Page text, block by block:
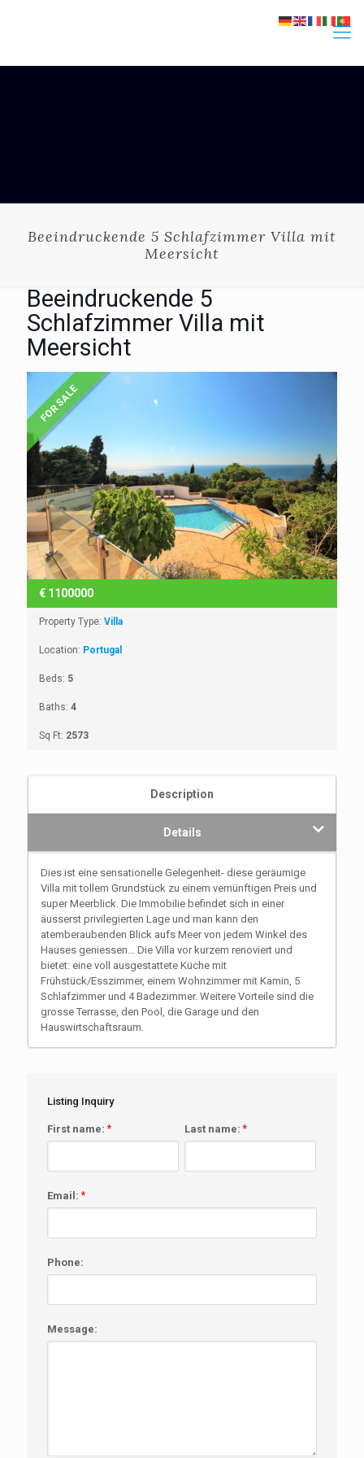
Beeindruckende 5 Schlafzimmer Villa mit
Meersicht
Beeindruckende 5
Schlafzimmer Villa mit
Meersicht
FOR SALE
€ 1100000
Property Type: Villa
Location: Portugal
Beds: 5
Baths: 4
Sq Ft: 2573
Description
Details
Dies ist eine sensationelle Gelegenheit- diese geräumige
Villa mit tollem Grundstück zu einem vernünftigen Preis und
super Meerblick. Die Immobilie befindet sich in einer
äusserst privilegierten Lage und man kann den
atemberaubenden Blick aufs Meer von jedem Winkel des
Hauses geniessen… Die Villa vor kurzem renoviert und
bietet: eine voll ausgestattete Küche mit
Frühstück/Esszimmer, einem Wohnzimmer mit Kamin, 5
Schlafzimmer und 4 Badezimmer. Weitere Vorteile sind die
grosse Terrasse, den Pool, die Garage und den
Hauswirtschaftsraum.
Listing Inquiry
First name: * Last name: *
Email: *
Phone:
Message: